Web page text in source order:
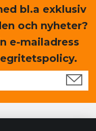
bl.a exklusiv
och nyheter?
e-mailadress